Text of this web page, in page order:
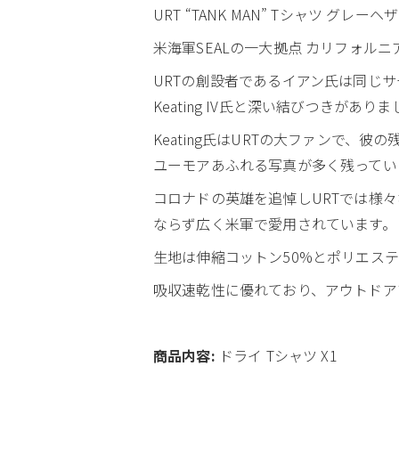
URT “TANK MAN” Tシャツ グレーヘ
米海軍SEALの一大拠点 カリフォル
URTの創設者であるイアン氏は同じ
Keating IV氏と深い結びつきがありま
Keating氏はURTの大ファンで、彼の
ユーモアあふれる写真が多く残って
コロナドの英雄を追悼しURTでは様
ならず広く米軍で愛用されています。
生地は伸縮コットン50%とポリエス
吸収速乾性に優れており、アウトド
商品内容: ドライ Tシャツ X1